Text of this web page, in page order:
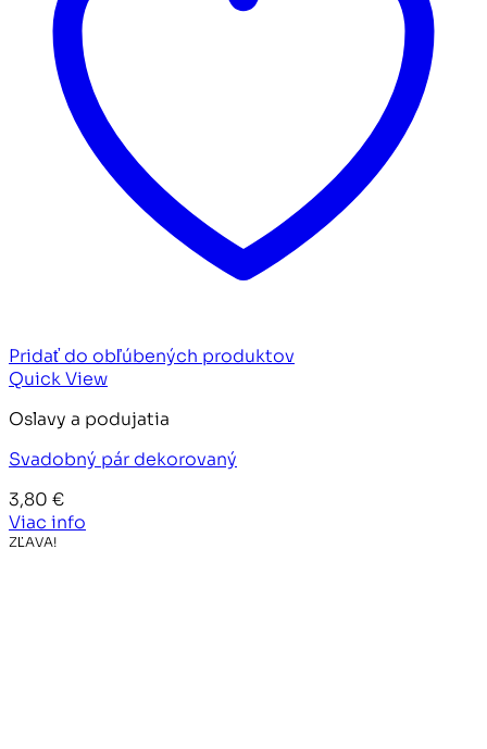
Pridať do obľúbených produktov
Quick View
Oslavy a podujatia
Svadobný pár dekorovaný
3,80 €
Viac info
ZĽAVA!